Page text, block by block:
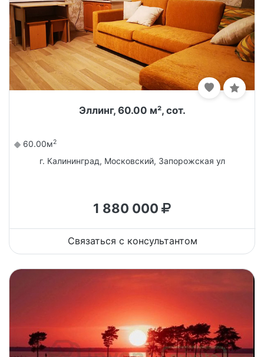
Эллинг, 60.00 м², сот.
60.00м2
г. Калининград, Московский, Запорожская ул
1 880 000
Связаться с консультантом